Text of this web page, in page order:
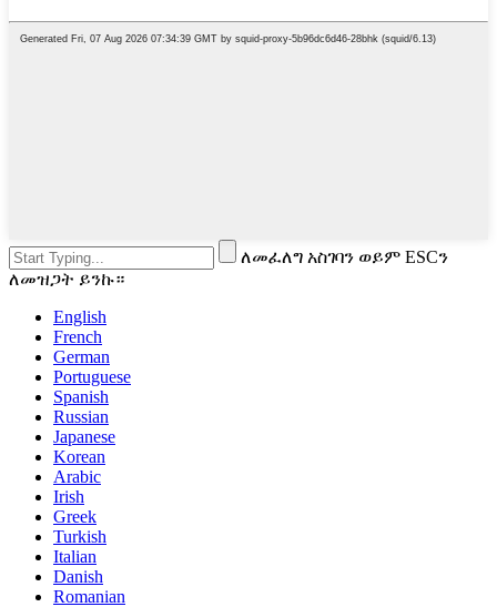
ለመፈለግ አስገባን ወይም ESCን
ለመዝጋት ይንኩ።
English
French
German
Portuguese
Spanish
Russian
Japanese
Korean
Arabic
Irish
Greek
Turkish
Italian
Danish
Romanian